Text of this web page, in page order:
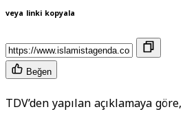
veya linki kopyala
Beğen
TDV’den yapılan açıklamaya